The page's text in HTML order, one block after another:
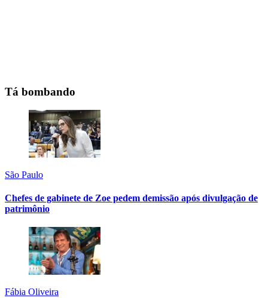
Tá bombando
São Paulo
Chefes de gabinete de Zoe pedem demissão após divulgação de
patrimônio
Fábia Oliveira